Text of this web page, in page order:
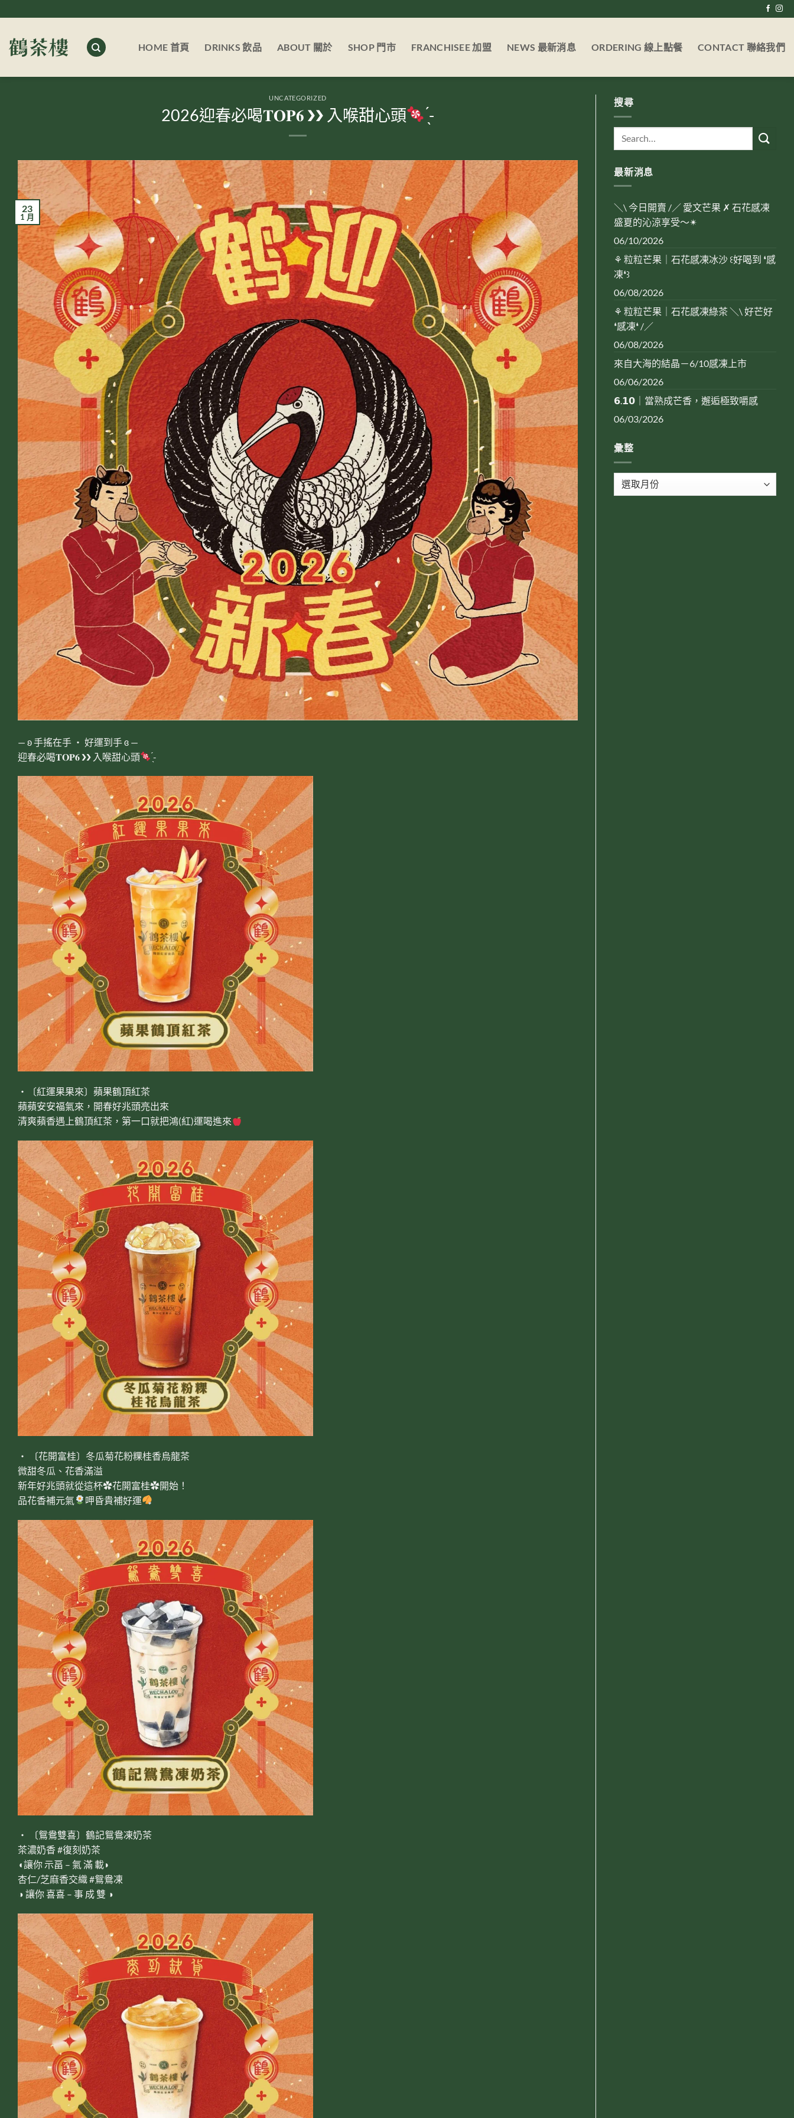
to
content
HOME 首頁
DRINKS 飲品 ABOUT 關於 SHOP 門市 FRANCHISEE 加盟 NEWS 最新消息 ORDERING 線上點餐 CONTACT 聯絡我們
UNCATEGORIZED
2026迎春必喝𝐓𝐎𝐏𝟔 ❯❯ 入喉甜心頭 ̖́-
23
1 月
— ʚ 手搖在手 ‧ 好運到手 ɞ —
​迎春必喝𝐓𝐎𝐏𝟔 ❯❯ 入喉甜心頭
̖́-
‧〔紅運果果來〕蘋果鶴頂紅茶
蘋蘋安安福氣來，開春好兆頭亮出來
清爽蘋香遇上鶴頂紅茶，第一口就把鴻(紅)運喝進來
‧ 〔花開富桂〕冬瓜菊花粉粿桂香烏龍茶
微甜冬瓜、花香滿溢
新年好兆頭就從這杯✿花開富桂✿開始！
品花香補元氣
呷昏貴補好運
‧ 〔鴛鴦雙喜〕鶴記鴛鴦凍奶茶
茶濃奶香 #復刻奶茶
◖讓你 示畐 – 氣 滿 載◗
杏仁/芝麻香交織 #鴛鴦凍
◑ 讓你 喜喜 – 事 成 雙 ◑
搜尋
最新消息
＼\ 今日開賣 /／ 愛文芒果 ✗ 石花感凍
盛夏的沁涼享受～✴︎
06/10/2026
⚘ 粒粒芒果｜石花感凍冰沙 ꒰好喝到 ❛感
凍❛꒱
06/08/2026
⚘ 粒粒芒果｜石花感凍綠茶 ＼\ 好芒好
❛感凍❛ /／
06/08/2026
來自大海的結晶－6/10感凍上市
06/06/2026
𝟲.𝟭𝟬｜當熟成芒香，邂逅極致嚼感
06/03/2026
彙整